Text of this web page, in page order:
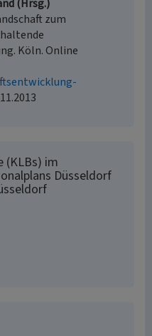
(Hrsg.)
zum
Köln. Online
(KLBs) im
Düsseldorf